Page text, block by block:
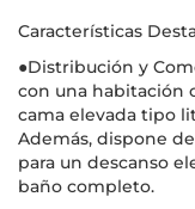
Características
●Distribución y
con una habitación
cama elevada tipo
Además, dispone
para un descanso
baño completo.